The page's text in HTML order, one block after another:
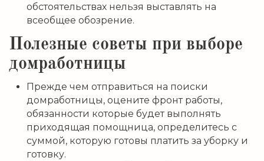
обстоятельствах нельзя выставлять на
всеобщее обозрение.
Полезные советы при выборе
домработницы
Прежде чем отправиться на поиски
домработницы, оцените фронт работы,
обязанности которые будет выполнять
приходящая помощница, определитесь с
суммой, которую готовы платить за уборку и
готовку.